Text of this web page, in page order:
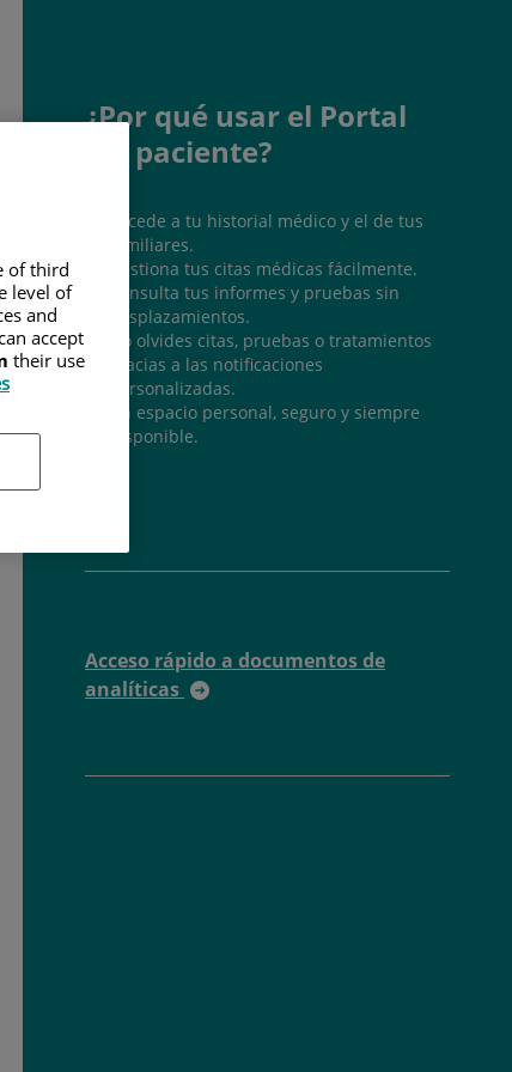
¿Por qué usar el Portal
del paciente?
Accede a tu historial médico y el de tus
familiares.
Gestiona tus citas médicas fácilmente.
Consulta tus informes y pruebas sin
desplazamientos.
No olvides citas, pruebas o tratamientos
gracias a las notificaciones
personalizadas.
Un espacio personal, seguro y siempre
disponible.
Acceso rápido a documentos de
analíticas
of third
level of
and
accept
their use